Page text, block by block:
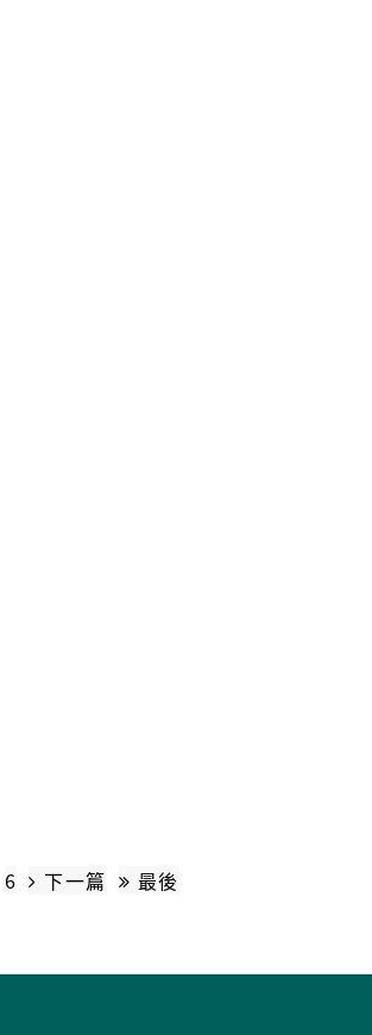
6 下一篇 最後